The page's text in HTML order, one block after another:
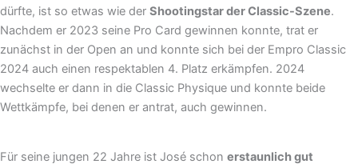
dürfte, ist so etwas wie der Shootingstar der Classic-Szene.
Nachdem er 2023 seine Pro Card gewinnen konnte, trat er
zunächst in der Open an und konnte sich bei der Empro Classic
2024 auch einen respektablen 4. Platz erkämpfen. 2024
wechselte er dann in die Classic Physique und konnte beide
Wettkämpfe, bei denen er antrat, auch gewinnen.
Für seine jungen 22 Jahre ist José schon erstaunlich gut